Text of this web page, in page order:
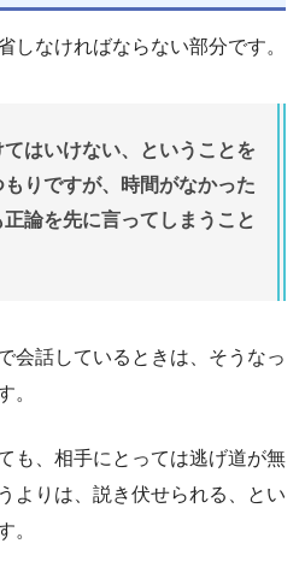
しなければならない部分です。
はいけない、ということを
りですが、時間がなかった
論を先に言ってしまうこと
会話しているときは、そうなっ
。
も、相手にとっては逃げ道が無
よりは、説き伏せられる、とい
。